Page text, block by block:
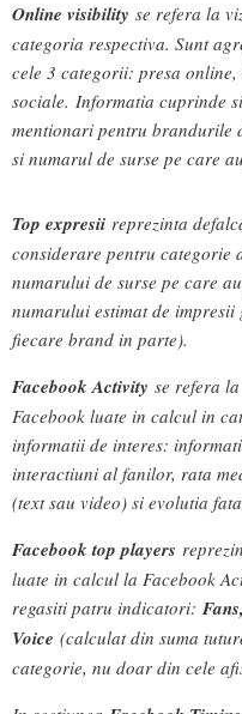
Online visibility se refera la
categoria respectiva. Sunt
cele 3 categorii: presa
sociale. Informatia cuprinde
mentionari pentru brandurile
si numarul de surse pe care
Top expresii reprezinta
considerare pentru categorie
numarului de surse pe care
numarului estimat de impresii
fiecare brand in parte).
Facebook Activity se refera
Facebook luate in calcul in
informatii de interes:
interactiuni al fanilor, rata
(text sau video) si evolutia
Facebook top players
luate in calcul la Facebook
regasiti patru indicatori:
Voice (calculat din suma
categorie, nu doar din cele